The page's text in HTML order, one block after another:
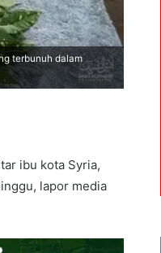
terbunuh dalam
ibu kota Syria,
lapor media